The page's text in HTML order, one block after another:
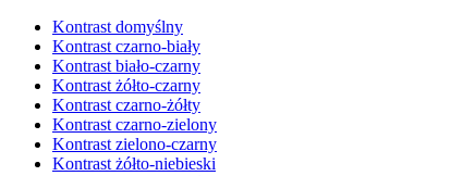
Kontrast domyślny
Kontrast czarno-biały
Kontrast biało-czarny
Kontrast żółto-czarny
Kontrast czarno-żółty
Kontrast czarno-zielony
Kontrast zielono-czarny
Kontrast żółto-niebieski